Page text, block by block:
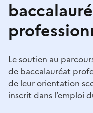
Le soutien au
de baccalauréat
de leur orientation
inscrit dans l’emploi